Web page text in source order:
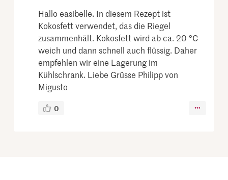
Hallo easibelle. In diesem Rezept ist
Kokosfett verwendet, das die Riegel
zusammenhält. Kokosfett wird ab ca. 20 °C
weich und dann schnell auch flüssig. Daher
empfehlen wir eine Lagerung im
Kühlschrank. Liebe Grüsse Philipp von
Migusto
0